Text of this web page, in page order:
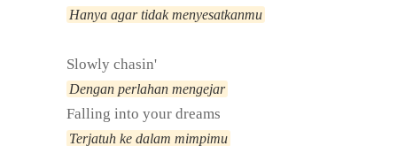
Hanya agar tidak menyesatkanmu
Slowly chasin'
Dengan perlahan mengejar
Falling into your dreams
Terjatuh ke dalam mimpimu